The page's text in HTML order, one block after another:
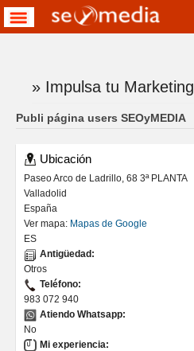
Te encuentras aqui
» Impulsa tu Marketing
Publi página users SEOyMEDIA
Ubicación
Paseo Arco de Ladrillo, 68 3ª PLANTA
Valladolid
España
Ver mapa: Mapas de Google
ES
Antigüedad:
Otros
Teléfono:
983 072 940
Atiendo Whatsapp:
No
Mi experiencia: